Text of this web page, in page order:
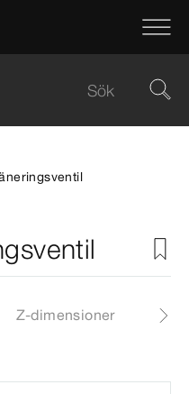
Z-dimensioner